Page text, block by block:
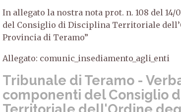
In allegato la nostra nota prot. n. 108 del 14/
del Consiglio di Disciplina Territoriale
Provincia di Teramo”
Allegato: comunic_insediamento_agli_enti
Tribunale di Teramo -
componenti del Consiglio